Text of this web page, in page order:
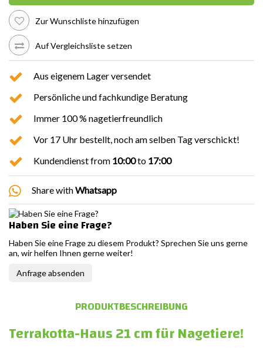
Zur Wunschliste hinzufügen
Auf Vergleichsliste setzen
Aus eigenem Lager versendet
Persönliche und fachkundige Beratung
Immer 100 % nagetierfreundlich
Vor 17 Uhr bestellt, noch am selben Tag verschickt!
Kundendienst from 10:00to 17:00
Share withWhatsapp
Haben Sie eine Frage?
Haben Sie eine Frage zu diesem Produkt? Sprechen Sie uns gerne
an, wir helfen Ihnen gerne weiter!
Anfrage absenden
PRODUKTBESCHREIBUNG
Terrakotta-Haus 21 cm für Nagetiere!